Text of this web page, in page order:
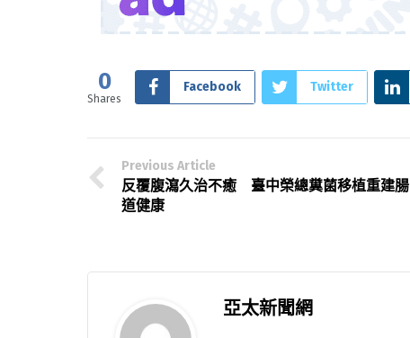
0
Shares
Facebook Twitter
Previous Article
反覆腹瀉久治不癒 臺中榮總糞菌移植重建腸
道健康
亞太新聞網